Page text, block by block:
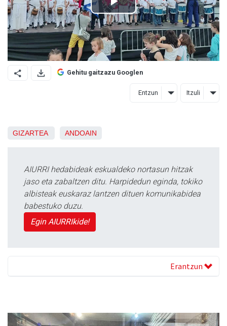
Gehitu gaitzazu Googlen
Entzun Itzuli
GIZARTEA ANDOAIN
AIURRI hedabideak eskualdeko nortasun hitzak
jaso eta zabaltzen ditu. Harpidedun eginda, tokiko
albisteak euskaraz lantzen dituen komunikabidea
babestuko duzu.
Egin AIURRIkide!
Erantzun